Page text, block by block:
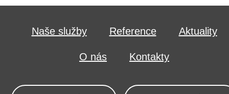
Naše služby Reference Aktuality
O nás Kontakty